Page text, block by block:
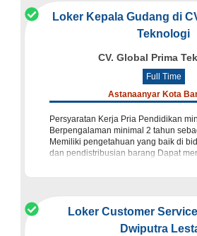
Loker Kepala Gudang di
Teknologi
CV. Global Prima
Full Time
Astanaanyar Kota
Persyaratan Kerja Pria Pendidikan
Berpengalaman minimal 2 tahun
Memiliki pengetahuan yang baik di
dan pendistribusian barang Dapat
Loker Customer
Dwiputra